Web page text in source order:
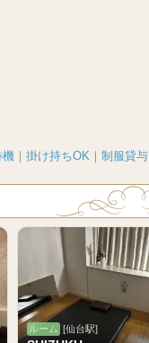
機 ｜ 掛け持ちOK ｜ 制服貸与
ルーム [仙台駅]